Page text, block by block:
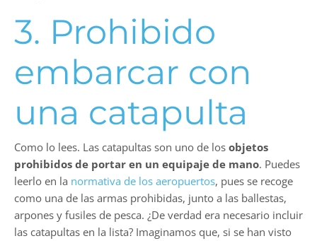
3. Prohibido
embarcar con
una catapulta
Como lo lees. Las catapultas son uno de los objetos
prohibidos de portar en un equipaje de mano. Puedes
leerlo en la normativa de los aeropuertos, pues se recoge
como una de las armas prohibidas, junto a las ballestas,
arpones y fusiles de pesca. ¿De verdad era necesario incluir
las catapultas en la lista? Imaginamos que, si se han visto